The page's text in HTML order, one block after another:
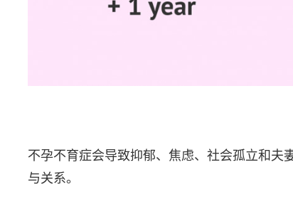
不孕不育症会导致抑郁、焦虑、社会孤立和夫
与关系。